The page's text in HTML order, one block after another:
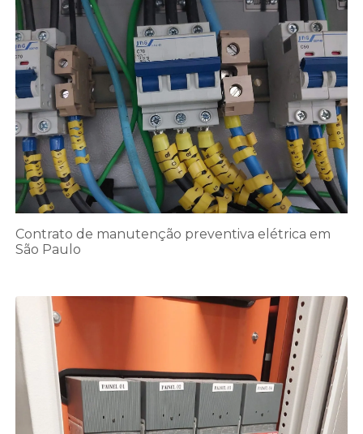
Contrato de manutenção preventiva elétrica em
São Paulo